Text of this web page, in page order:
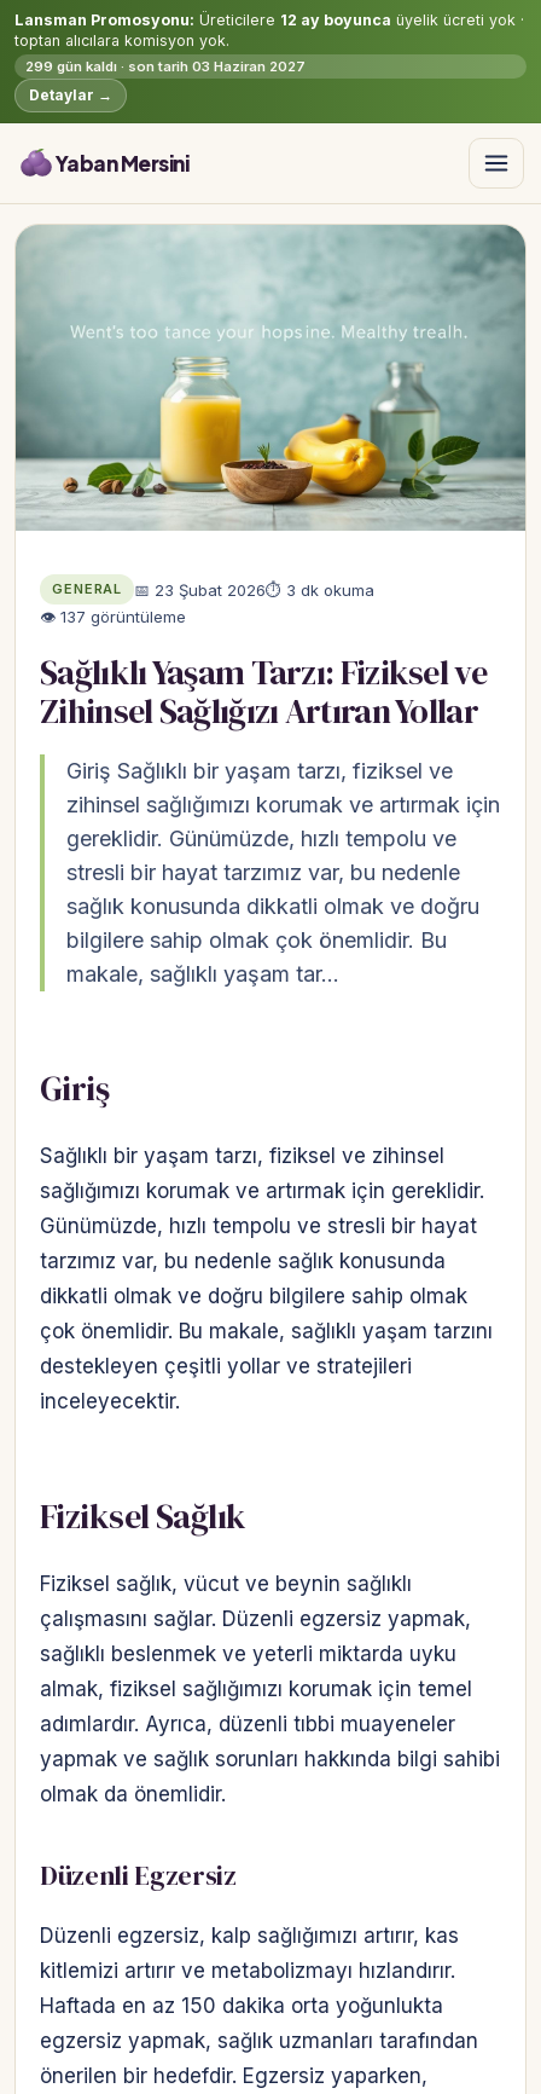
Lansman Promosyonu: Üreticilere 12 ay boyunca üyelik ücreti yok ·
toptan alıcılara komisyon yok.
299 gün kaldı · son tarih 03 Haziran 2027
Detaylar →
Yaban Mersini
GENERAL 📅 23 Şubat 2026⏱ 3 dk okuma
👁 137 görüntüleme
Sağlıklı Yaşam Tarzı: Fiziksel ve
Zihinsel Sağlığızı Artıran Yollar
Giriş Sağlıklı bir yaşam tarzı, fiziksel ve
zihinsel sağlığımızı korumak ve artırmak için
gereklidir. Günümüzde, hızlı tempolu ve
stresli bir hayat tarzımız var, bu nedenle
sağlık konusunda dikkatli olmak ve doğru
bilgilere sahip olmak çok önemlidir. Bu
makale, sağlıklı yaşam tar…
Giriş
Sağlıklı bir yaşam tarzı, fiziksel ve zihinsel
sağlığımızı korumak ve artırmak için gereklidir.
Günümüzde, hızlı tempolu ve stresli bir hayat
tarzımız var, bu nedenle sağlık konusunda
dikkatli olmak ve doğru bilgilere sahip olmak
çok önemlidir. Bu makale, sağlıklı yaşam tarzını
destekleyen çeşitli yollar ve stratejileri
inceleyecektir.
Fiziksel Sağlık
Fiziksel sağlık, vücut ve beynin sağlıklı
çalışmasını sağlar. Düzenli egzersiz yapmak,
sağlıklı beslenmek ve yeterli miktarda uyku
almak, fiziksel sağlığımızı korumak için temel
adımlardır. Ayrıca, düzenli tıbbi muayeneler
yapmak ve sağlık sorunları hakkında bilgi sahibi
olmak da önemlidir.
Düzenli Egzersiz
Düzenli egzersiz, kalp sağlığımızı artırır, kas
kitlemizi artırır ve metabolizmayı hızlandırır.
Haftada en az 150 dakika orta yoğunlukta
egzersiz yapmak, sağlık uzmanları tarafından
önerilen bir hedefdir. Egzersiz yaparken,